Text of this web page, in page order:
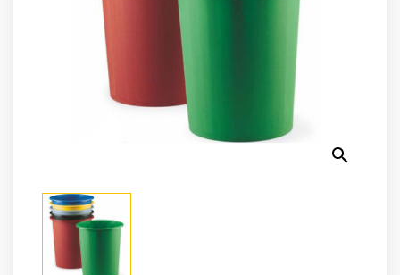
Electroménager
Sécurité
Mobilités
search